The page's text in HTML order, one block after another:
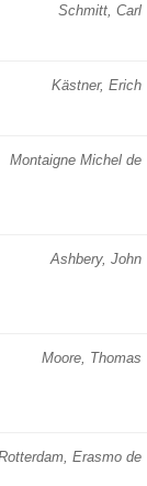
Schmitt, Carl
Kästner, Erich
Montaigne Michel de
Ashbery, John
Moore, Thomas
Erasmo de